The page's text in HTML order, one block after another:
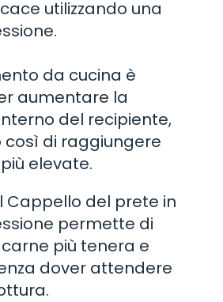
utilizzando una
da cucina è
aumentare la
del recipiente,
di raggiungere
elevate.
Cappello del prete in
permette di
più tenera e
dover attendere